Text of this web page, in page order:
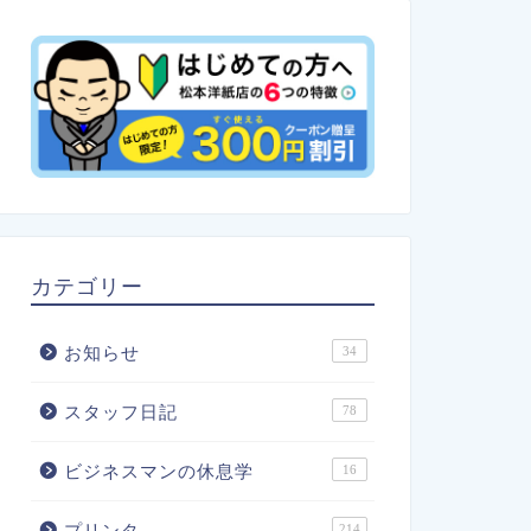
カテゴリー
お知らせ 34
スタッフ日記 78
ビジネスマンの休息学 16